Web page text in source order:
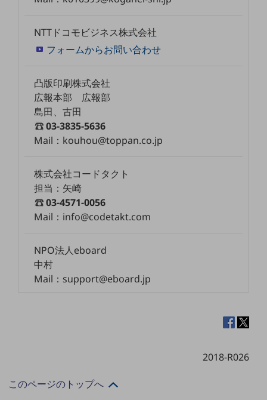
社長からのご挨拶
グループ会社
ニュースルーム
ニュースルームTOP
ニュースリリース
重要なお知らせ
サステナビリティレポート
NTTドコモビジネス株式会社
フォームからお問い合わせ
凸版印刷株式会社
広報本部 広報部
島田、古田
03-3835-5636
Mail：kouhou@toppan.co.jp
株式会社コードタクト
担当：矢崎
03-4571-0056
Mail：info@codetakt.com
NPO法人eboard
中村
Mail：support@eboard.jp
2018-R026
このページのトップへ